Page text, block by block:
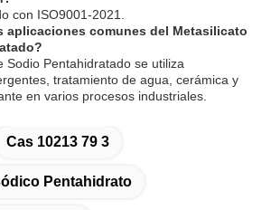
con ISO9001-2021.
aplicaciones comunes del Metasilicato
Sodio Pentahidratado se utiliza
tratamiento de agua, cerámica y
en varios procesos industriales.
Cas 10213 79 3
Pentahidrato